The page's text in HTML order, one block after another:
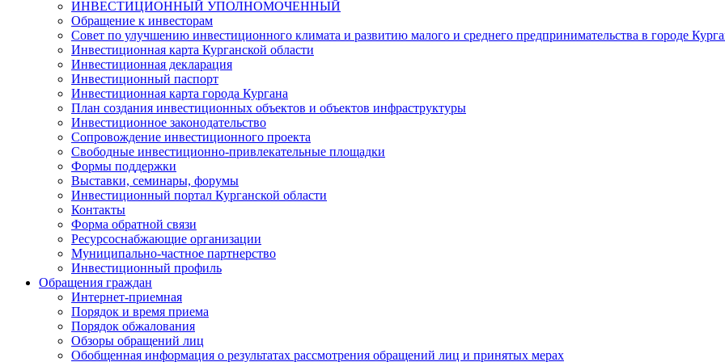
ИНВЕСТИЦИОННЫЙ УПОЛНОМОЧЕННЫЙ
Обращение к инвесторам
Совет по улучшению инвестиционного климата и развитию малого и среднего предпринимательства в городе
Инвестиционная карта Курганской области
Инвестиционная декларация
Инвестиционный паспорт
Инвестиционная карта города Кургана
План создания инвестиционных объектов и объектов инфраструктуры
Инвестиционное законодательство
Сопровождение инвестиционного проекта
Свободные инвестиционно-привлекательные площадки
Формы поддержки
Выставки, семинары, форумы
Инвестиционный портал Курганской области
Контакты
Форма обратной связи
Ресурсоснабжающие организации
Муниципально-частное партнерство
Инвестиционный профиль
Обращения граждан
Интернет-приемная
Порядок и время приема
Порядок обжалования
Обзоры обращений лиц
Обобщенная информация о результатах рассмотрения обращений лиц и принятых мерах